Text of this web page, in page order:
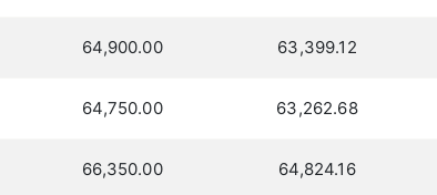
64,900.00 63,399.12
64,750.00 63,262.68
66,350.00 64,824.16